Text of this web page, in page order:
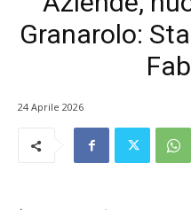
Granarolo:
24 Aprile 2026